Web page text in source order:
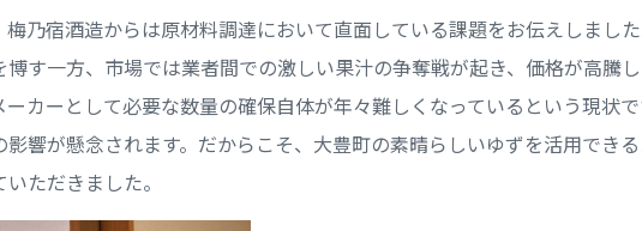
梅乃宿酒造からは原材料調達において直面している課題をお伝えしまし
博す一方、市場では業者間での激しい果汁の争奪戦が起き、価格が高騰
ーカーとして必要な数量の確保自体が年々難しくなっているという現状
影響が懸念されます。だからこそ、大豊町の素晴らしいゆずを活用でき
ただきました。